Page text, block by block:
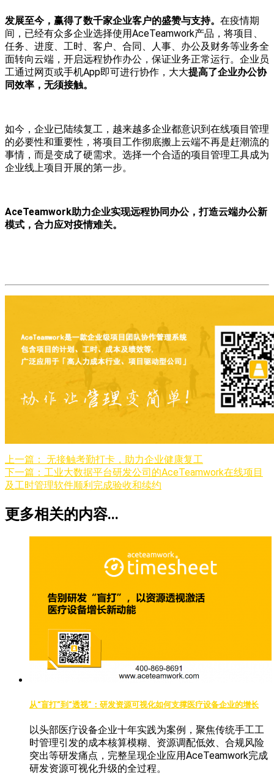
发展至今，赢得了数千家企业客户的盛赞与支持。 在疫情期
间，已经有众多企业选择使用AceTeamwork产品，将项目、
任务、进度、工时、客户、合同、人事、办公及财务等业务全
面转向云端，开启远程协作办公，保证业务正常运行。企业员
工通过网页或手机App即可进行协作，大大提高了企业办公协
同效率，无须接触。
如今，企业已陆续复工，越来越多企业都意识到在线项目管理
的必要性和重要性，将项目工作彻底搬上云端不再是赶潮流的
事情，而是变成了硬需求。选择一个合适的项目管理工具成为
企业线上项目开展的第一步。
AceTeamwork助力企业实现远程协同办公，打造云端办公新
模式，合力应对疫情难关。
上一篇： 无接触考勤打卡，助力企业健康复工
下一篇： 工业大数据平台研发公司的AceTeamwork在线项目
及工时管理软件顺利完成验收和续约
更多相关的内容...
从“盲打”到“透视”：研发资源可视化如何支撑医疗设备企业的增长
以头部医疗设备企业十年实践为案例，聚焦传统手工工
时管理引发的成本核算模糊、资源调配低效、合规风险
突出等研发痛点，完整呈现企业应用AceTeamwork完成
研发资源可视化升级的全过程。